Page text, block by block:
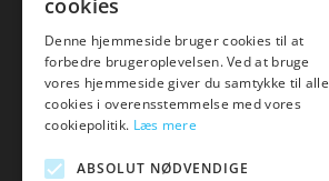
Tlf: 7876 8672
Mail: hej@amare.dk
cookies
Denne hjemmeside bruger cookies til at
forbedre brugeroplevelsen. Ved at bruge
vores hjemmeside giver du samtykke til alle
cookies i overensstemmelse med vores
cookiepolitik. Læs mere
ABSOLUT NØDVENDIGE